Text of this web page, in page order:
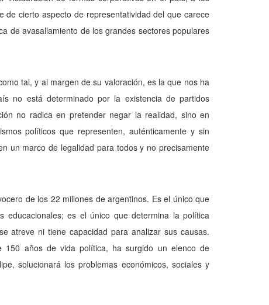
cierto aspecto de representatividad del que carece
de avasallamiento de los grandes sectores populares
tal, y al margen de su valoración, es la que nos ha
no está determinado por la existencia de partidos
no radica en pretender negar la realidad, sino en
políticos que representen, auténticamente y sin
un marco de legalidad para todos y no precisamente
de los 22 millones de argentinos. Es el único que
es el único que determina la política
atreve ni tiene capacidad para analizar sus causas.
150 años de vida política, ha surgido un elenco de
solucionará los problemas económicos, sociales y